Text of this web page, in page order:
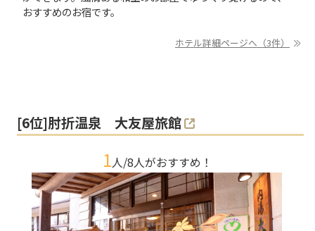
おすすめのお宿です。
ホテル詳細ページへ（3件）
[6位]肘折温泉 大友屋旅館
1人/8人がおすすめ！